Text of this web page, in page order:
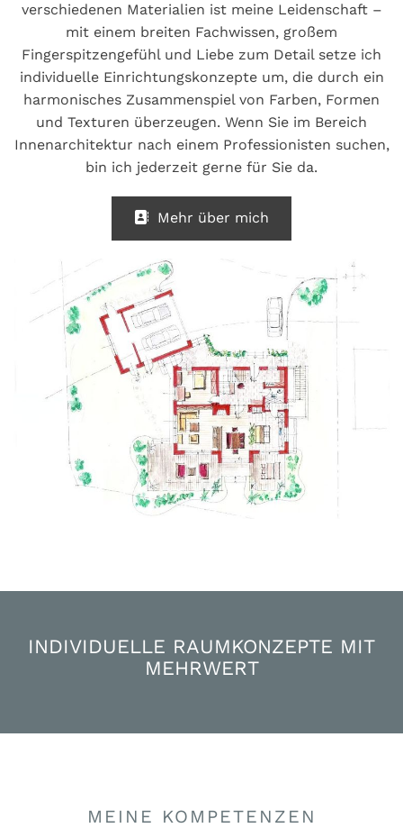
verschiedenen Materialien ist meine Leidenschaft –
mit einem breiten Fachwissen, großem
Fingerspitzengefühl und Liebe zum Detail setze ich
individuelle Einrichtungskonzepte um, die durch ein
harmonisches Zusammenspiel von Farben, Formen
und Texturen überzeugen. Wenn Sie im Bereich
Innenarchitektur nach einem Professionisten suchen,
bin ich jederzeit gerne für Sie da.
Mehr über mich
INDIVIDUELLE RAUMKONZEPTE MIT
MEHRWERT
MEINE KOMPETENZEN